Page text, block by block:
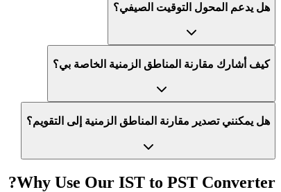
هل يدعم المحول التوقيت الصيفي؟
كيف أشارك مقارنة المناطق الزمنية الخاصة بي؟
هل يمكنني تصدير مقارنة المناطق الزمنية إلى التقويم؟
Why Use Our IST to PST Converter?